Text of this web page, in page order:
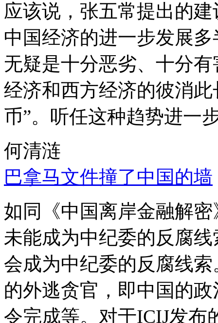
应该说，张五常提出的
中国经济的进一步发展
无疑是十分恶劣、十分
经济和西方经济的彼消
币”。听任这种趋势进一
何清涟
巴拿马文件撞了中国的墙
如同《中国离岸金融解
未能成为中纪委的反腐
会成为中纪委的反腐线
的外逃贪官，即中国的
令完成等。对于ICIJ发布